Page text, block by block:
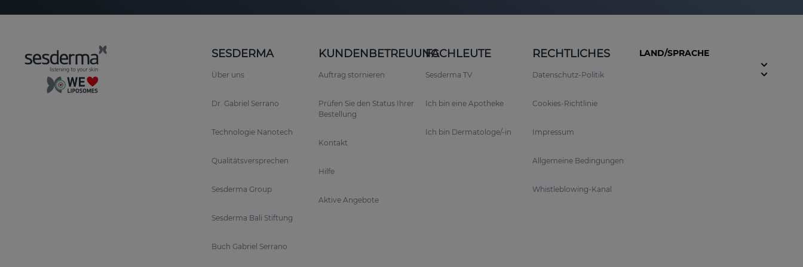
SESDERMA
Über uns
Dr. Gabriel Serrano
Technologie Nanotech
Qualitätsversprechen
Sesderma Group
Sesderma Bali Stiftung
Buch Gabriel Serrano
KUNDENBETREUUNG
Auftrag stornieren
Prüfen Sie den Status Ihrer
Bestellung
Kontakt
Hilfe
Aktive Angebote
FACHLEUTE
Sesderma TV
Ich bin eine Apotheke
Ich bin Dermatologe/-in
RECHTLICHES
Datenschutz-Politik
Cookies-Richtlinie
Impressum
Allgemeine Bedingungen
Whistleblowing-Kanal
LAND/SPRACHE